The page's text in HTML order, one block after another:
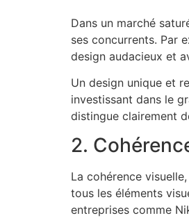
Dans un marché
ses concurrents. Par
design audacieux et
Un design unique et
investissant dans le
distingue clairement
2.
La cohérence
tous les éléments
entreprises comme